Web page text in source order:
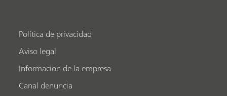
Política de privacidad
Aviso legal
Informacion de la empresa
Canal denuncia